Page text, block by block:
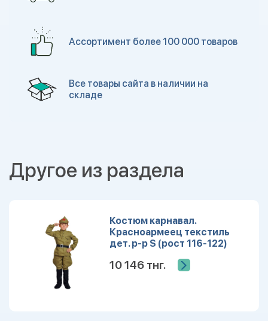
Ассортимент более 100 000 товаров
Все товары сайта в наличии на
складе
Другое из раздела
Костюм карнавал.
Красноармеец текстиль
дет. р-р S (рост 116-122)
10 146 тнг.